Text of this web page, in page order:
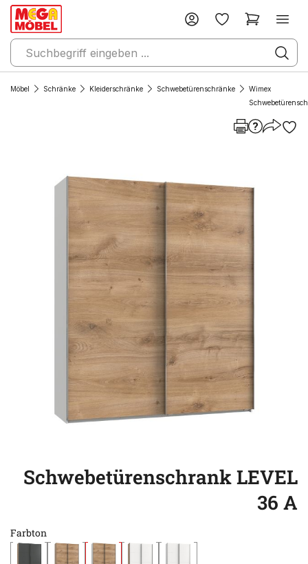
Möbel Schränke Kleiderschränke Schwebetürenschränke
Wimex
Schwebetürenschrank LEVEL
36 A
Farbton